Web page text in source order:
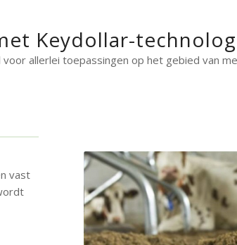
Keydollar-
allerlei toepassingen op het gebied van
vast